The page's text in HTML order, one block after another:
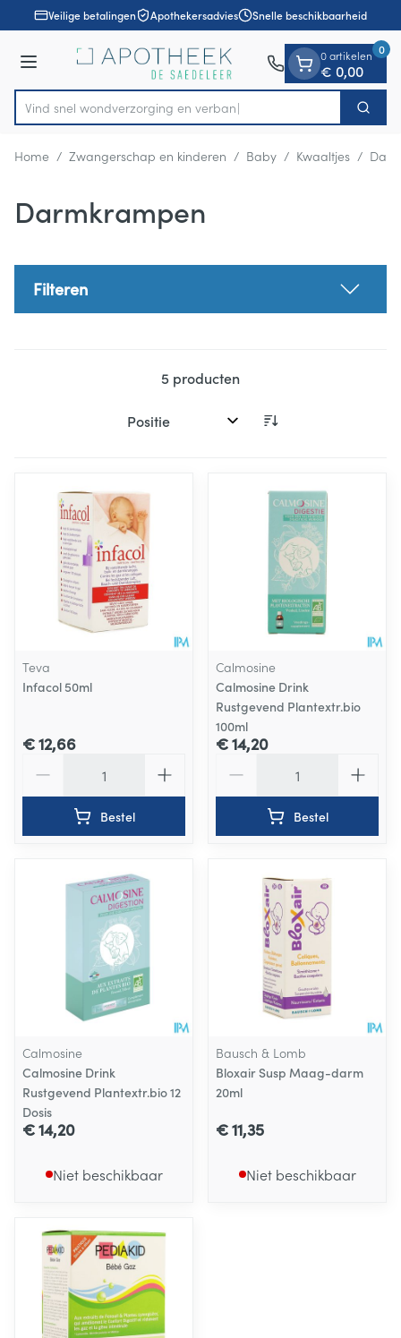
Ga naar de inhoud
1 van 1Veilige betalingen Apothekersadvies Snelle beschikbaarheid
Menu
Product, merk, categorie...
Vind snel wondverzorging en Zoek
0 artikelen
€ 0,00
0
Home / Zwangerschap en kinderen / Baby / Kwaaltjes /
Darmkrampen
Filteren
5 producten
Sorteer op:
Teva
Infacol 50ml
€ 12,66
Bestel
Calmosine
Calmosine Drink
Rustgevend Plantextr.bio
100ml
€ 14,20
Bestel
Calmosine
Calmosine Drink
Rustgevend Plantextr.bio 12
Dosis
€ 14,20
Niet beschikbaar
Bausch & Lomb
Bloxair Susp Maag-darm
20ml
€ 11,35
Niet beschikbaar